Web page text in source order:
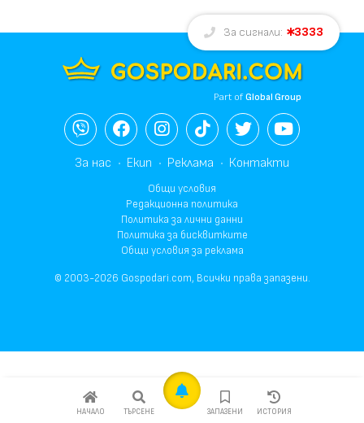
НАЧАЛО ТЪРСЕНЕ ЗАПАЗЕНИ ИСТОРИЯ
За сигнали: 3333
Part ofGlobal Group
За нас Екип Реклама Контакти
Общи условия
Редакционна политика
Политика за лични данни
Политика за бисквитките
Общи условия за реклама
© 2003-2026 Gospodari.com, Всички права запазени.